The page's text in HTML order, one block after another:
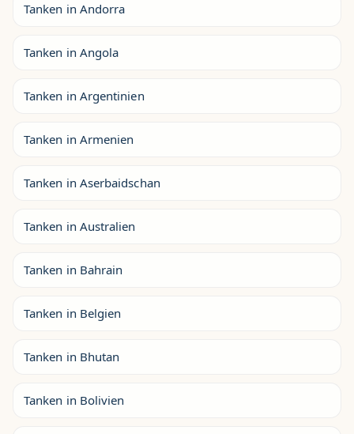
Tanken in Andorra
Tanken in Angola
Tanken in Argentinien
Tanken in Armenien
Tanken in Aserbaidschan
Tanken in Australien
Tanken in Bahrain
Tanken in Belgien
Tanken in Bhutan
Tanken in Bolivien